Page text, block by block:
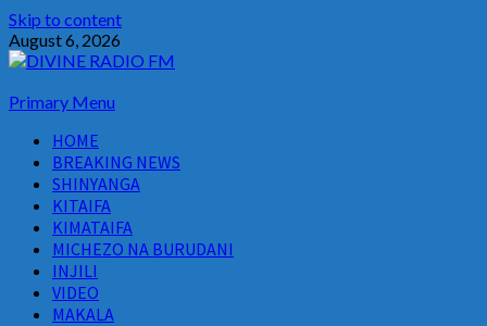
Skip to content
August 6, 2026
Primary Menu
HOME
BREAKING NEWS
SHINYANGA
KITAIFA
KIMATAIFA
MICHEZO NA BURUDANI
INJILI
VIDEO
MAKALA